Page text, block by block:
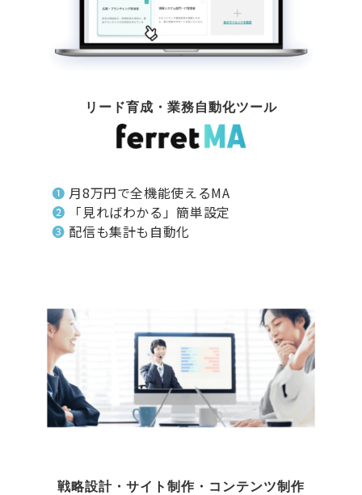
リード育成・業務自動化ツール
❶ 月8万円で全機能使えるMA
❷ 「見ればわかる」簡単設定
❸ 配信も集計も自動化
戦略設計・サイト制作・コンテンツ制作